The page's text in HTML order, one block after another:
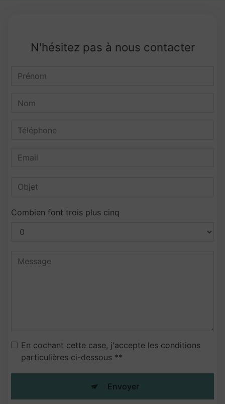
N'hésitez pas à nous contacter
Combien font trois plus cinq
En cochant cette case, j'accepte les conditions
particulières ci-dessous **
Envoyer